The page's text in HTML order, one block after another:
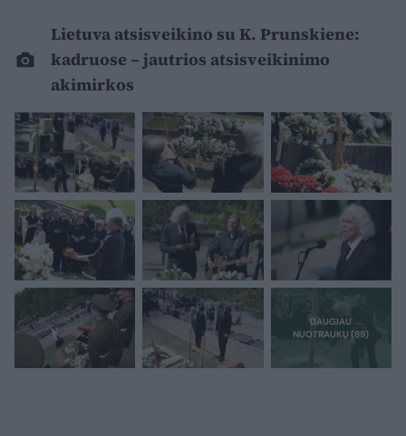
Lietuva atsisveikino su K. Prunskiene:
kadruose – jautrios atsisveikinimo
akimirkos